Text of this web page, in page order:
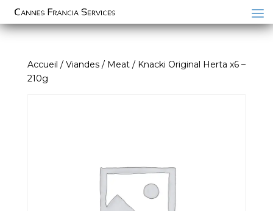
Accueil / Viandes / Meat/ Knacki Original Herta x6 –
210g